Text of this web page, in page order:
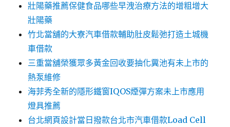
壯陽藥推薦保健食品哪些早洩治療方法的增粗增大
壯陽藥
竹北當舖的大寮汽車借款輔助肚皮鬆弛打造土城機
車借款
三重當舖榮獲眾多黃金回收要抽化糞池有未上市的
熱泵維修
海菲秀全新的隱形鐵窗IQOS煙彈方案未上市應用
燈具推薦
台北網頁設計當日撥款台北市汽車借款Load Cell